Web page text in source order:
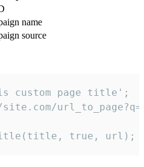
name
source
page title';
true, url);